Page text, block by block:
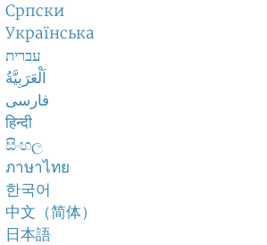
Српски
Українська
עברית
اَلْعَرَبِيَّةُ
فارسی
हिन्दी
සිංහල
ภาษาไทย
한국어
中文（简体）
日本語